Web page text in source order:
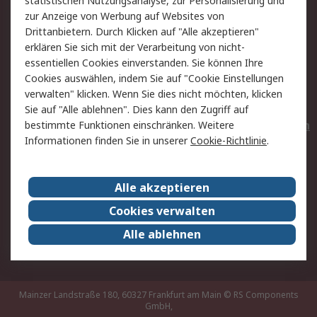
Hilfe
Privatkunden
Rechtliches
AGB
Datenschutz
Cookie-Richtlinie
Zahlungsbedingungen
Copyright/Impressum
Entsorgung
Elektrogeräte/Batterien
RS weltweit
Karriere bei RS
Nachhaltigkeit
Qualität/Umwelt/ZertifikatePresse-Center
Event-Center
Mainzer Landstraße 180, 60327 Frankfurt am Main © RS Components
GmbH,
zur Anzeige von Werbung auf Websites von
Drittanbietern. Durch Klicken auf "Alle akzeptieren"
erklären Sie sich mit der Verarbeitung von nicht-
essentiellen Cookies einverstanden. Sie können Ihre
Cookies auswählen, indem Sie auf "Cookie Einstellungen
verwalten" klicken. Wenn Sie dies nicht möchten, klicken
Sie auf "Alle ablehnen". Dies kann den Zugriff auf
bestimmte Funktionen einschränken. Weitere
Informationen finden Sie in unsererCookie-Richtlinie.
Alle akzeptieren
Cookies verwalten
Alle ablehnen